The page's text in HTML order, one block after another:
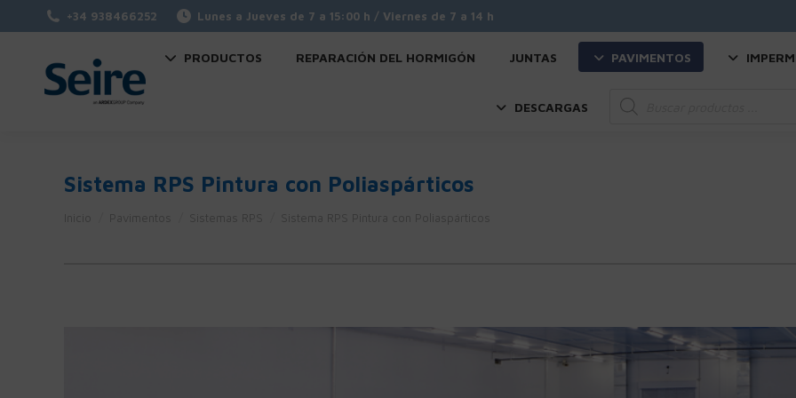
+34 938466252 Lunes a Jueves de 7 a 15:00 h / Viernes de 7 a 14 h
PRODUCTOS REPARACIÓN DEL HORMIGÓN JUNTAS PAVIMENTOS
DESCARGAS
Búsqueda
de
Sistema RPS Pintura con Poliaspárticos